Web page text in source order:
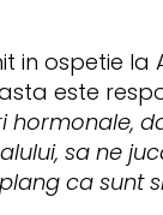
in ospetie
este
hormonale,
sa ne
ca sunt